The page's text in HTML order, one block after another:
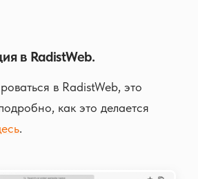
в RadistWeb.
в RadistWeb, это
как это делается
.